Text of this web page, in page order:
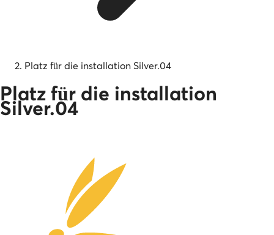
Platz für die installation Silver.04
Platz für die installation
Silver.04